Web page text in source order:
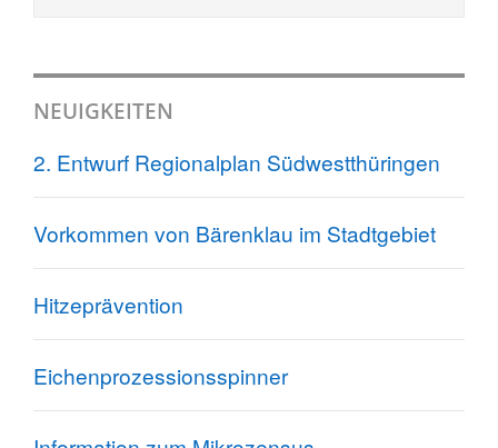
NEUIGKEITEN
2. Entwurf Regionalplan Südwestthüringen
Vorkommen von Bärenklau im Stadtgebiet
Hitzeprävention
Eichenprozessionsspinner